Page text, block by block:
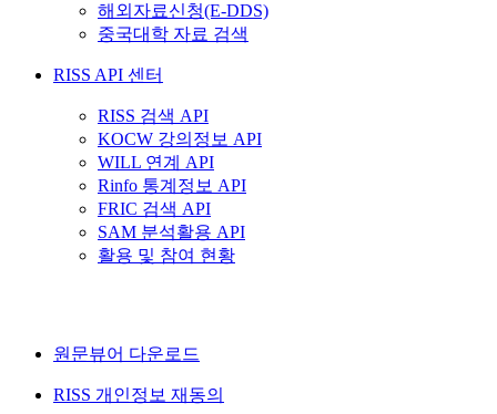
해외자료신청(E-DDS)
중국대학 자료 검색
RISS API 센터
RISS 검색 API
KOCW 강의정보 API
WILL 연계 API
Rinfo 통계정보 API
FRIC 검색 API
SAM 분석활용 API
활용 및 참여 현황
원문뷰어 다운로드
RISS 개인정보 재동의